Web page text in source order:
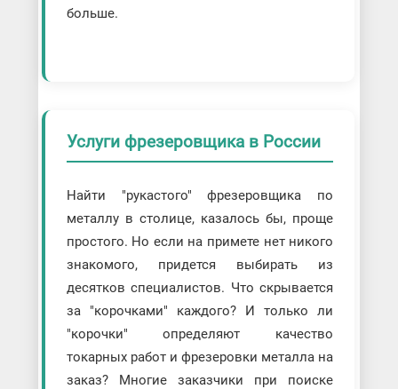
больше.
Услуги фрезеровщика в России
Найти "рукастого" фрезеровщика по
металлу в столице, казалось бы, проще
простого. Но если на примете нет никого
знакомого, придется выбирать из
десятков специалистов. Что скрывается
за "корочками" каждого? И только ли
"корочки" определяют качество
токарных работ и фрезеровки металла на
заказ? Многие заказчики при поиске